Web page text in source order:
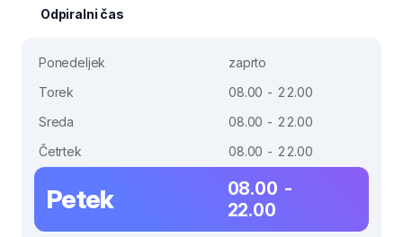
Odpiralni čas
Ponedeljek
zaprto
Torek
08.00 - 22.00
Sreda
08.00 - 22.00
Četrtek
08.00 - 22.00
Petek
08.00 -
22.00